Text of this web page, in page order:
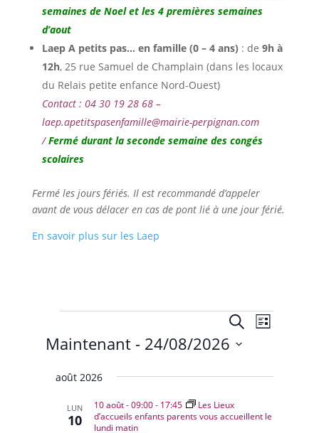
semaines de Noel et les 4 premières semaines
d’aout
Laep A petits pas… en famille (0 – 4 ans) : de 9h à
12h, 25 rue Samuel de Champlain (dans les locaux
du Relais petite enfance Nord-Ouest)
Contact : 04 30 19 28 68 –
laep.apetitspasenfamille@mairie-perpignan.com
/Fermé durant la seconde semaine des congés
scolaires
Fermé les jours fériés. Il est recommandé d’appeler
avant de vous délacer en cas de pont lié à une jour férié.
En savoir plus sur les Laep
Évènements Recherche
et
navigation
de
Recherche
de
Liste
Maintenant - 24/08/2026
une
août 2026
LUN
10
10 août - 09:00- 17:45
Les Lieux
d’accueils enfants parents vous accueillent le
lundi matin